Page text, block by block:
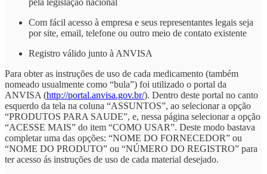
pela legislação nacional
Com fácil acesso à empresa e seus representantes legais seja
por site, email, telefone ou outro meio de contato existente
Registro válido junto à ANVISA
Para obter as instruções de uso de cada medicamento (também
nomeado usualmente como “bula”) foi utilizado o portal da
ANVISA (http://portal.anvisa.gov.br/). Dentro deste portal no canto
esquerdo da tela na coluna “ASSUNTOS”, ao selecionar a opção
“PRODUTOS PARA SAUDE”, e, nessa página selecionar a opção
“ACESSE MAIS” do item “COMO USAR”. Deste modo bastava
completar uma das opções: “NOME DO FORNECEDOR” ou
“NOME DO PRODUTO” ou “NÚMERO DO REGISTRO” para
ter acesso ás instruções de uso de cada material desejado.